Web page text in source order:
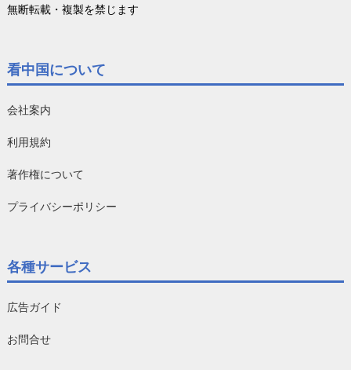
無断転載・複製を禁じます
看中国について
会社案内
利用規約
著作権について
プライバシーポリシー
各種サービス
広告ガイド
お問合せ